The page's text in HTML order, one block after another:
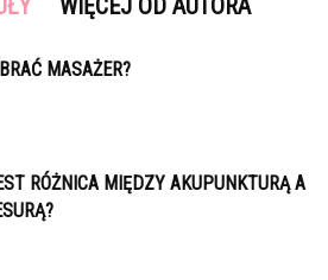
WIĘCEJ OD AUTORA
MASAŻER?
RÓŻNICA MIĘDZY AKUPUNKTURĄ A